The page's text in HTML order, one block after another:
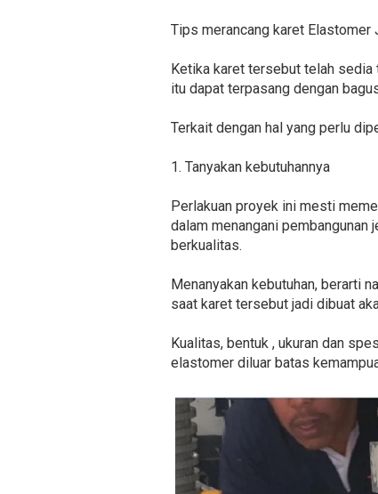
Tips merancang karet Elastomer
Ketika karet tersebut telah sedia
itu dapat terpasang dengan
Terkait dengan hal yang perlu
1. Tanyakan kebutuhannya
Perlakuan proyek ini mesti
dalam menangani pembangunan
berkualitas.
Menanyakan kebutuhan, berarti
saat karet tersebut jadi dibuat
Kualitas, bentuk , ukuran dan
elastomer diluar batas